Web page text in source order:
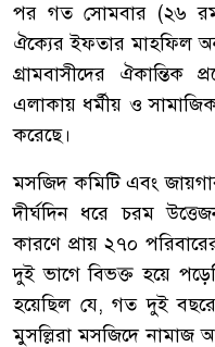
পর গত সোমবার (২৬
ঐক্যের ইফতার মাহফিল
গ্রামবাসীদের ঐকান্তিক
এলাকায় ধর্মীয় ও
করেছে।
‎মসজিদ কমিটি এবং
দীর্ঘদিন ধরে চরম
কারণে প্রায় ২৭০
দুই ভাগে বিভক্ত হয়ে
হয়েছিল যে, গত দুই
মুসল্লিরা মসজিদে নামাজ